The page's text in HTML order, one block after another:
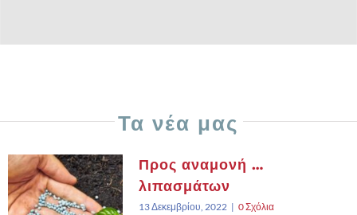
Τα νέα μας
Προς αναμονή …
λιπασμάτων
13 Δεκεμβρίου, 2022 | 0 Σχόλια